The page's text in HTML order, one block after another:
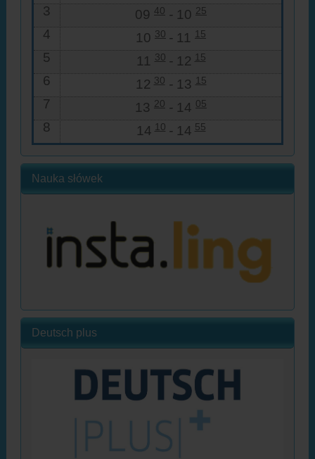
3 09 40 - 10 25
4 10 30 - 11 15
5 11 30 - 12 15
6 12 30 - 13 15
7 13 20 - 14 05
8 14 10 - 14 55
Nauka słówek
Deutsch plus